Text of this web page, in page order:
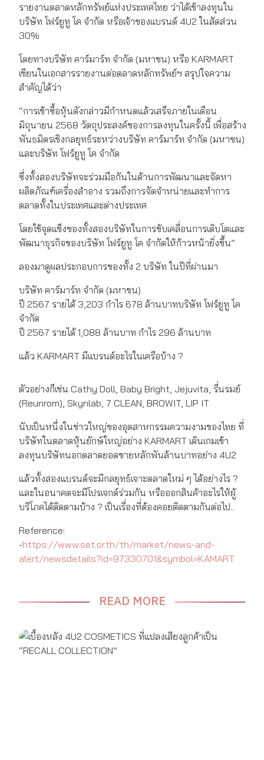
รายงานตลาดหลักทรัพย์แห่งประเทศไทย ว่าได้เข้าลงทุนใน
บริษัท โฟร์ยูทู โค จำกัด หรือเจ้าของแบรนด์ 4U2 ในสัดส่วน
30%
โดยทางบริษัท คาร์มาร์ท จำกัด (มหาชน) หรือ KARMART
เขียนในเอกสารรายงานต่อตลาดหลักทรัพย์ฯ สรุปใจความ
สำคัญได้ว่า
“การเข้าซื้อหุ้นดังกล่าวมีกำหนดแล้วเสร็จภายในเดือน
มิถุนายน 2568 วัตถุประสงค์ของการลงทุนในครั้งนี้ เพื่อสร้าง
พันธมิตรเชิงกลยุทธ์ระหว่างบริษัท คาร์มาร์ท จำกัด (มหาชน)
และบริษัท โฟร์ยูทู โค จำกัด
ซึ่งทั้งสองบริษัทจะร่วมมือกันในด้านการพัฒนาและจัดหา
ผลิตภัณฑ์เครื่องสำอาง รวมถึงการจัดจำหน่ายและทำการ
ตลาดทั้งในประเทศและต่างประเทศ
โดยใช้จุดแข็งของทั้งสองบริษัทในการขับเคลื่อนการเติบโตและ
พัฒนาธุรกิจของบริษัท โฟร์ยูทู โค จำกัดให้ก้าวหน้ายิ่งขึ้น”
ลองมาดูผลประกอบการของทั้ง 2 บริษัท ในปีที่ผ่านมา
บริษัท คาร์มาร์ท จำกัด (มหาชน)
ปี 2567 รายได้ 3,203 กำไร 678 ล้านบาทบริษัท โฟร์ยูทู โค
จำกัด
ปี 2567 รายได้ 1,088 ล้านบาท กำไร 296 ล้านบาท
แล้ว KARMART มีแบรนด์อะไรในเครือบ้าง ?
ตัวอย่างก็เช่น Cathy Doll, Baby Bright, Jejuvita, รื่นรมย์
(Reunrom), Skynlab, 7 CLEAN, BROWIT, LIP IT
นับเป็นหนึ่งในข่าวใหญ่ของอุตสาหกรรมความงามของไทย ที่
บริษัทในตลาดหุ้นยักษ์ใหญ่อย่าง KARMART เดินเกมเข้า
ลงทุนบริษัทนอกตลาดยอดขายหลักพันล้านบาทอย่าง 4U2
แล้วทั้งสองแบรนด์จะมีกลยุทธ์เจาะตลาดใหม่ ๆ ได้อย่างไร ?
และในอนาคตจะมีโปรเจกต์ร่วมกัน หรือออกสินค้าอะไรให้ผู้
บริโภคได้ติดตามบ้าง ? เป็นเรื่องที่ต้องคอยติดตามกันต่อไป..
Reference:
-https://www.set.or.th/th/market/news-and-
alert/newsdetails?id=97330701&symbol=KAMART
READ MORE